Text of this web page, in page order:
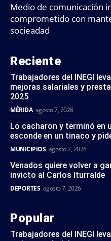
Medio de comunicación
comprometido con
socieadad
Reciente
Trabajadores del INEGI
mejoras salariales y
2025
MÉRIDA agosto 7, 2026
Lo cacharon y terminó en
esconde en un tinaco y
MUNICIPIOS agosto 7, 2026
Venados quiere volver a
invicto al Carlos Iturralde
DEPORTES agosto 7, 2026
Popular
Trabajadores del INEGI